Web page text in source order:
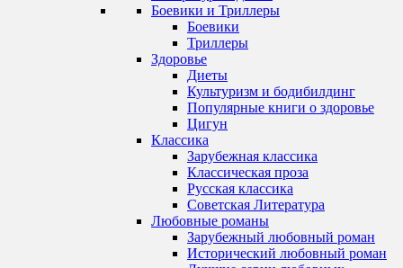
Боевики и Триллеры
Боевики
Триллеры
Здоровье
Диеты
Культуризм и бодибилдинг
Популярные книги о здоровье
Цигун
Классика
Зарубежная классика
Классическая проза
Русская классика
Советская Литература
Любовные романы
Зарубежный любовный роман
Исторический любовный роман